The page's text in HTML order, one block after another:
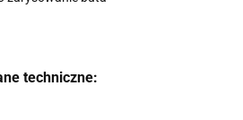
techniczne: